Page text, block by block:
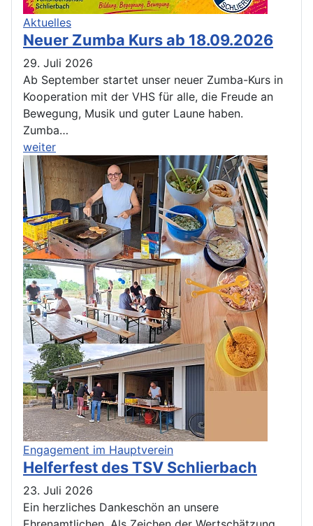
Aktuelles
Neuer Zumba Kurs ab 18.09.2026
29. Juli 2026
Ab September startet unser neuer Zumba-Kurs in
Kooperation mit der VHS für alle, die Freude an
Bewegung, Musik und guter Laune haben.
Zumba…
weiter
Engagement im Hauptverein
Helferfest des TSV Schlierbach
23. Juli 2026
Ein herzliches Dankeschön an unsere